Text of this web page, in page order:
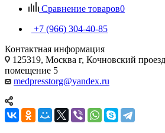
Сравнение товаров0
+7 (966) 304-40-85
Контактная информация
125319, Москва г, Кочновский
помещение 5
medpresstorg@yandex.ru